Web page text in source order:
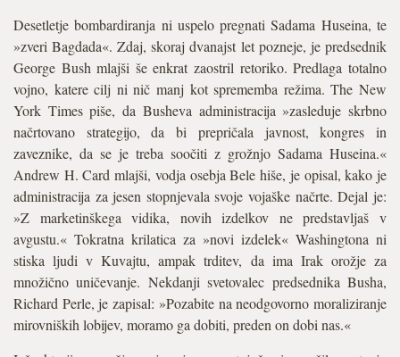
Desetletje bombardiranja ni uspelo pregnati Sadama Huseina, te
»zveri Bagdada«. Zdaj, skoraj dvanajst let pozneje, je predsednik
George Bush mlajši še enkrat zaostril retoriko. Predlaga totalno
vojno, katere cilj ni nič manj kot sprememba režima. The New
York Times piše, da Busheva administracija »zasleduje skrbno
načrtovano strategijo, da bi prepričala javnost, kongres in
zaveznike, da se je treba soočiti z grožnjo Sadama Huseina.«
Andrew H. Card mlajši, vodja osebja Bele hiše, je opisal, kako je
administracija za jesen stopnjevala svoje vojaške načrte. Dejal je:
»Z marketinškega vidika, novih izdelkov ne predstavljaš v
avgustu.« Tokratna krilatica za »novi izdelek« Washingtona ni
stiska ljudi v Kuvajtu, ampak trditev, da ima Irak orožje za
množično uničevanje. Nekdanji svetovalec predsednika Busha,
Richard Perle, je zapisal: »Pozabite na neodgovorno moraliziranje
mirovniških lobijev, moramo ga dobiti, preden on dobi nas.«